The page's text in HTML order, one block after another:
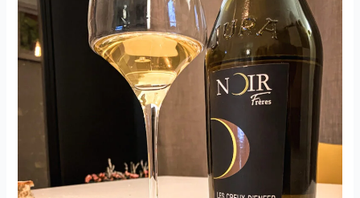
Redon
L’Epervier